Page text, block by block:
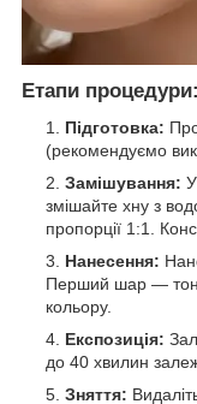
Етапи процедури:
Підготовка:
(рекомендуємо
Замішування:
змішайте хну з
пропорції 1:1.
Нанесення:
Перший шар —
кольору.
Експозиція:
до 40 хвилин
Зняття: